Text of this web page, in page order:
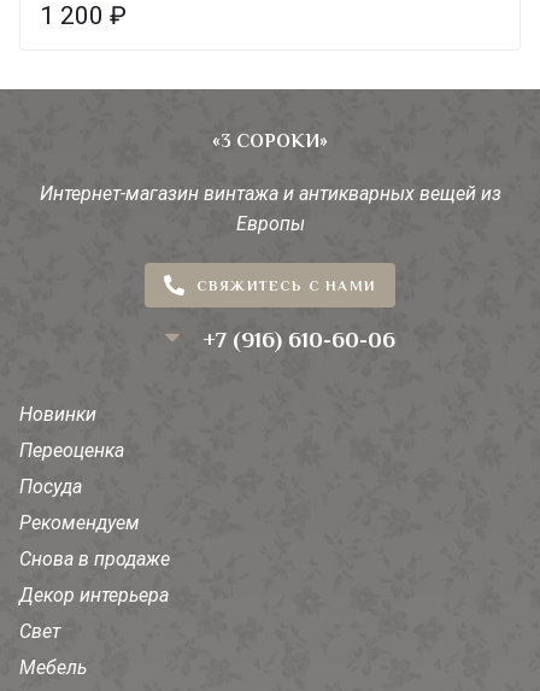
1 200 ₽
«3 СОРОКИ»
Интернет-магазин винтажа и антикварных вещей из
Европы
СВЯЖИТЕСЬ С НАМИ
+7 (916) 610-60-06
Новинки
Переоценка
Посуда
Рекомендуем
Снова в продаже
Декор интерьера
Свет
Мебель